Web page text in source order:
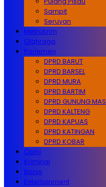
Sampit
Seruyan
Metrokrim
Olahraga
Parlemen
DPRD BARUT
DPRD BARSEL
DPRD MURA
DPRD BARTIM
DPRD GUNUNG MAS
DPRD KALTENG
DPRD KAPUAS
DPRD KATINGAN
DPRD KOBAR
Opini
Kriminal
Bisnis
Entertainment